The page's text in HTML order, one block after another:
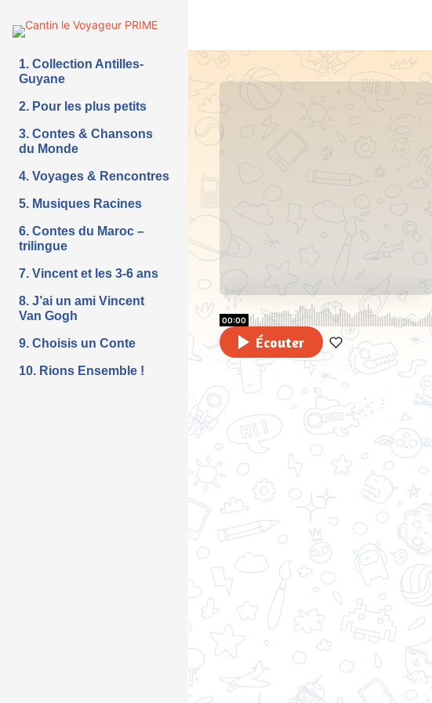
1. Collection Antilles-
Guyane
2. Pour les plus petits
3. Contes & Chansons
du Monde
4. Voyages & Rencontres
5. Musiques Racines
6. Contes du Maroc –
trilingue
7. Vincent et les 3-6 ans
8. J’ai un ami Vincent
Van Gogh
9. Choisis un Conte
10. Rions Ensemble !
00:00
Écouter